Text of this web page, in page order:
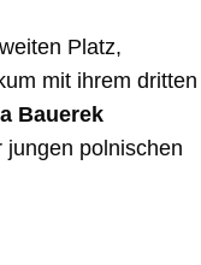
Platz,
mit ihrem dritten
Bauerek
jungen polnischen